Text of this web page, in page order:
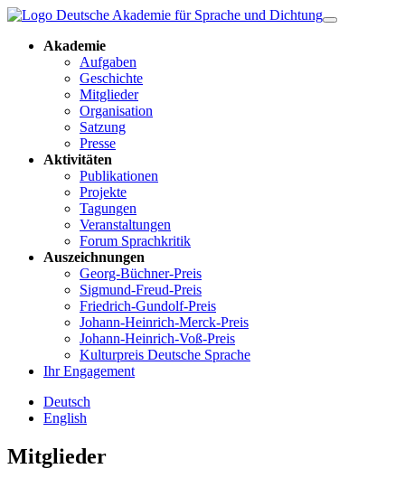
Akademie
Aufgaben
Geschichte
Mitglieder
Organisation
Satzung
Presse
Aktivitäten
Publikationen
Projekte
Tagungen
Veranstaltungen
Forum Sprachkritik
Auszeichnungen
Georg-Büchner-Preis
Sigmund-Freud-Preis
Friedrich-Gundolf-Preis
Johann-Heinrich-Merck-Preis
Johann-Heinrich-Voß-Preis
Kulturpreis Deutsche Sprache
Ihr Engagement
Deutsch
English
Mitglieder